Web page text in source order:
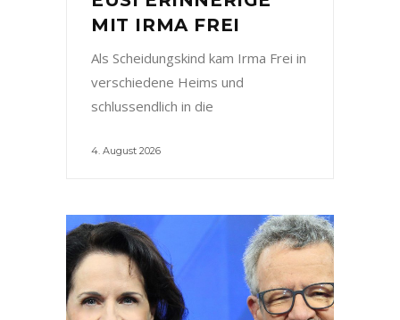
MIT IRMA FREI
Als Scheidungskind kam Irma Frei in
verschiedene Heims und
schlussendlich in die
4. August 2026